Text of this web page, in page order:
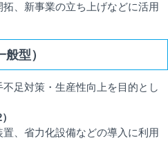
、新事業の立ち上げなどに活用
型）
足対策・生産性向上を目的とし
、省力化設備などの導入に利用